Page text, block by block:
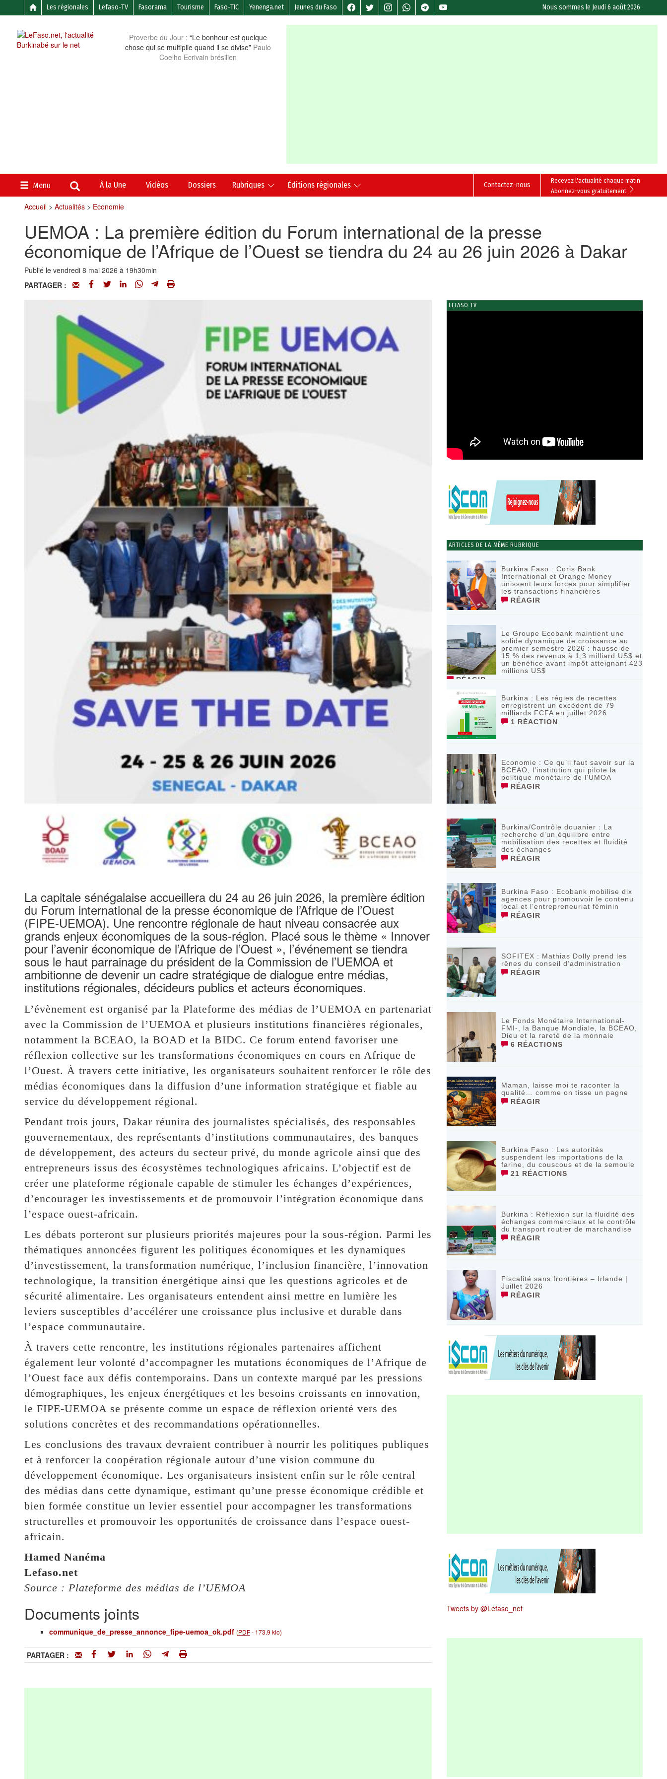
Les régionales Lefaso-TV Fasorama Tourisme Faso-TIC Yenenga.net Jeunes du Faso Nous sommes le Jeudi 6 août 2026
Proverbe du Jour : “Le bonheur est quelque
chose qui se multiplie quand il se divise” Paulo
Coelho Ecrivain brésilien
Menu À la Une Vidéos Dossiers Rubriques Éditions régionales
Recevez l'actualité chaque matin
Abonnez-vous gratuitement
Contactez-nous
Accueil> Actualités> Economie
UEMOA : La première édition du Forum international de la presse
économique de l’Afrique de l’Ouest se tiendra du 24 au 26 juin 2026 à Dakar
Publié le vendredi 8 mai 2026 à 19h30min
PARTAGER :
La capitale sénégalaise accueillera du 24 au 26 juin 2026, la première édition
du Forum international de la presse économique de l’Afrique de l’Ouest
(FIPE-UEMOA). Une rencontre régionale de haut niveau consacrée aux
grands enjeux économiques de la sous-région. Placé sous le thème « Innover
pour l’avenir économique de l’Afrique de l’Ouest », l’événement se tiendra
sous le haut parrainage du président de la Commission de l’UEMOA et
ambitionne de devenir un cadre stratégique de dialogue entre médias,
institutions régionales, décideurs publics et acteurs économiques.
L’évènement est organisé par la Plateforme des médias de l’UEMOA en partenariat
avec la Commission de l’UEMOA et plusieurs institutions financières régionales,
notamment la BCEAO, la BOAD et la BIDC. Ce forum entend favoriser une
réflexion collective sur les transformations économiques en cours en Afrique de
l’Ouest. À travers cette initiative, les organisateurs souhaitent renforcer le rôle des
médias économiques dans la diffusion d’une information stratégique et fiable au
service du développement régional.
Pendant trois jours, Dakar réunira des journalistes spécialisés, des responsables
gouvernementaux, des représentants d’institutions communautaires, des banques
de développement, des acteurs du secteur privé, du monde agricole ainsi que des
entrepreneurs issus des écosystèmes technologiques africains. L’objectif est de
créer une plateforme régionale capable de stimuler les échanges d’expériences,
d’encourager les investissements et de promouvoir l’intégration économique dans
l’espace ouest-africain.
Les débats porteront sur plusieurs priorités majeures pour la sous-région. Parmi les
thématiques annoncées figurent les politiques économiques et les dynamiques
d’investissement, la transformation numérique, l’inclusion financière, l’innovation
technologique, la transition énergétique ainsi que les questions agricoles et de
sécurité alimentaire. Les organisateurs entendent ainsi mettre en lumière les
leviers susceptibles d’accélérer une croissance plus inclusive et durable dans
l’espace communautaire.
À travers cette rencontre, les institutions régionales partenaires affichent
également leur volonté d’accompagner les mutations économiques de l’Afrique de
l’Ouest face aux défis contemporains. Dans un contexte marqué par les pressions
démographiques, les enjeux énergétiques et les besoins croissants en innovation,
le FIPE-UEMOA se présente comme un espace de réflexion orienté vers des
solutions concrètes et des recommandations opérationnelles.
Les conclusions des travaux devraient contribuer à nourrir les politiques publiques
et à renforcer la coopération régionale autour d’une vision commune du
développement économique. Les organisateurs insistent enfin sur le rôle central
des médias dans cette dynamique, estimant qu’une presse économique crédible et
bien formée constitue un levier essentiel pour accompagner les transformations
structurelles et promouvoir les opportunités de croissance dans l’espace ouest-
africain.
Hamed Nanéma
Lefaso.net
Source : Plateforme des médias de l’UEMOA
Documents joints
communique_de_presse_annonce_fipe-uemoa_ok.pdf (PDF- 173.9 kio)
PARTAGER :
LEFASO TV
ARTICLES DE LA MÊME RUBRIQUE
Burkina Faso : Coris Bank
International et Orange Money
unissent leurs forces pour simplifier
les transactions financières
RÉAGIR
Le Groupe Ecobank maintient une
solide dynamique de croissance au
premier semestre 2026 : hausse de
15 % des revenus à 1,3 milliard US$ et
un bénéfice avant impôt atteignant 423
millions US$
RÉAGIR
Burkina : Les régies de recettes
enregistrent un excédent de 79
milliards FCFA en juillet 2026
1 RÉACTION
Economie : Ce qu’il faut savoir sur la
BCEAO, l’institution qui pilote la
politique monétaire de l’UMOA
RÉAGIR
Burkina/Contrôle douanier : La
recherche d’un équilibre entre
mobilisation des recettes et fluidité
des échanges
RÉAGIR
Burkina Faso : Ecobank mobilise dix
agences pour promouvoir le contenu
local et l’entrepreneuriat féminin
RÉAGIR
SOFITEX : Mathias Dolly prend les
rênes du conseil d’administration
RÉAGIR
Le Fonds Monétaire International-
FMI-, la Banque Mondiale, la BCEAO,
Dieu et la rareté de la monnaie
6 RÉACTIONS
Maman, laisse moi te raconter la
qualité… comme on tisse un pagne
RÉAGIR
Burkina Faso : Les autorités
suspendent les importations de la
farine, du couscous et de la semoule
21 RÉACTIONS
Burkina : Réflexion sur la fluidité des
échanges commerciaux et le contrôle
du transport routier de marchandise
RÉAGIR
Fiscalité sans frontières – Irlande |
Juillet 2026
RÉAGIR
Tweets by @Lefaso_net